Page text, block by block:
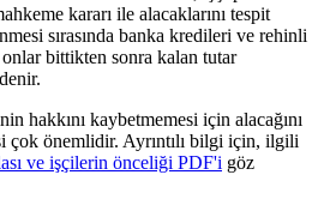
kararı ile alacaklarını tespit
sırasında banka kredileri ve rehinli
bittikten sonra kalan tutar
hakkını kaybetmemesi için alacağını
çok önemlidir. Ayrıntılı bilgi için, ilgili
ve işçilerin önceliği PDF'i göz